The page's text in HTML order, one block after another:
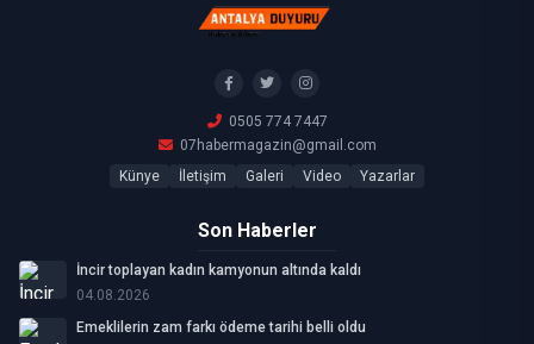
0505 774 7447
07habermagazin@gmail.com
Künye
İletişim Galeri Video Yazarlar
Son Haberler
İncir toplayan kadın kamyonun altında kaldı
04.08.2026
Emeklilerin zam farkı ödeme tarihi belli oldu